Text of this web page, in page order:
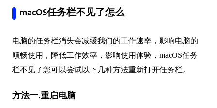
macOS任务栏不见了怎么
电脑的任务栏消失会减缓我们的工作速率，影响电脑的
顺畅使用，降低工作效率，影响使用体验，macOS任务
栏不见了您可以尝试以下几种方法重新打开任务栏。
方法一.重启电脑